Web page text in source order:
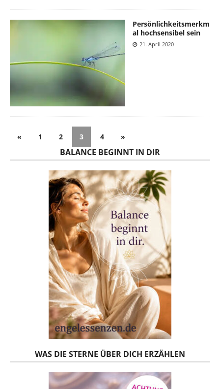
Persönlichkeitsmerkm
al hochsensibel sein
21. April 2020
« 1 2 3 4 »
BALANCE BEGINNT IN DIR
WAS DIE STERNE ÜBER DICH ERZÄHLEN